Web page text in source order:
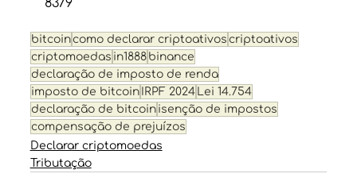
8379
bitcoin como declarar criptoativos criptoativos
criptomoedas in1888 binance
declaração de imposto de renda
imposto de bitcoin IRPF 2024 Lei 14.754
declaração de bitcoin isenção de impostos
compensação de prejuízos
Declarar criptomoedas
Tributação